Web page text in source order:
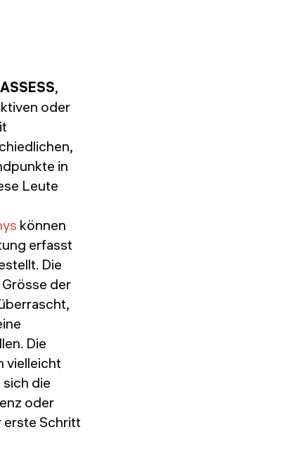
ASSESS,
oder
in
Leute
können
erfasst
Die
der
Die
vielleicht
die
oder
erste Schritt